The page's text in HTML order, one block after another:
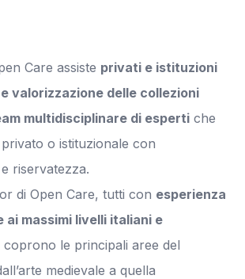
Care assiste privati e istituzioni
valorizzazione delle collezioni
multidisciplinare di esperti che
o istituzionale con
riservatezza.
di Open Care, tutti con esperienza
ai massimi livelli italiani e
coprono le principali aree del
medievale a quella